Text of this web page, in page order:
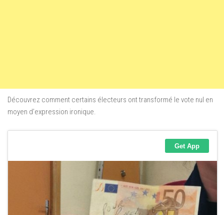
Découvrez comment certains électeurs ont transformé le vote nul en
moyen d’expression ironique.